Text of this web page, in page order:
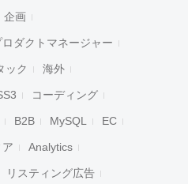
企画
ロダクトマネージャー
ック 海外
コーディング
B2B MySQL EC
Analytics
リスティング広告